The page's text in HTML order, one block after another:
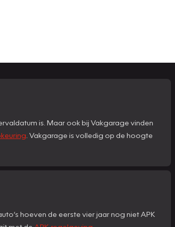
is. Maar ook bij Vakgarage vinden
. Vakgarage is volledig op de hoogte
hoeven de eerste vier jaar nog niet APK